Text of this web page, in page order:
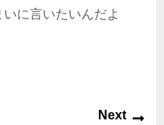
に言いたいんだよ
Next